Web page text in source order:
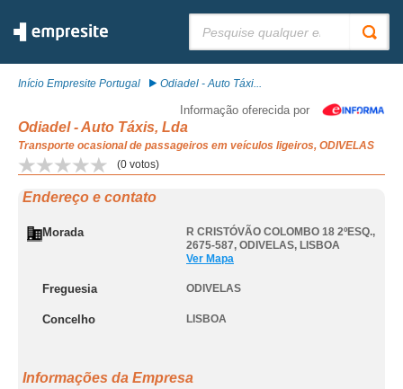
Início Empresite Portugal Odiadel - Auto Táxi...
Informação oferecida por
Odiadel - Auto Táxis, Lda
Transporte ocasional de passageiros em veículos ligeiros, ODIVELAS
(0 votos)
Endereço e contato
Morada
R CRISTÓVÃO COLOMBO 18 2ºESQ.,
2675-587, ODIVELAS, LISBOA
Ver Mapa
Freguesia ODIVELAS
Concelho LISBOA
Informações da Empresa